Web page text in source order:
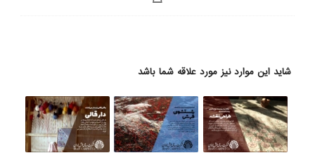
شاید این موارد نیز مورد علاقه شما باشد